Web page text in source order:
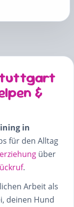
&
in
für den Alltag
über
.
Arbeit als
deinen Hund